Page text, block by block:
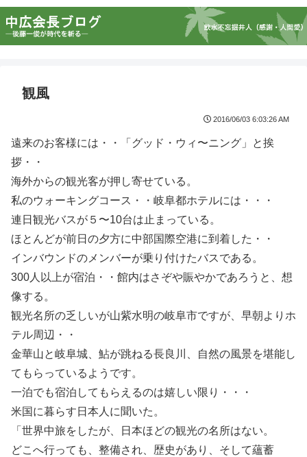
観風
2016/06/03 6:03:26 AM
遠来のお客様には・・「グッド・ウィ〜ニング」と挨
拶・・
海外からの観光客が押し寄せている。
私のウォーキングコース・・岐阜都ホテルには・・・
連日観光バスが５〜10台は止まっている。
ほとんどが前日の夕方に中部国際空港に到着した・・
インバウンドのメンバーが乗り付けたバスである。
300人以上が宿泊・・館内はさぞや賑やかであろうと、想
像する。
観光名所の乏しいが山紫水明の岐阜市ですが、早朝よりホ
テル周辺・・
金華山と岐阜城、鮎が跳ねる長良川、自然の風景を堪能し
てもらっているようです。
一泊でも宿泊してもらえるのは嬉しい限り・・・
米国に暮らす日本人に聞いた。
「世界中旅をしたが、日本ほどの観光の名所はない。
どこへ行っても、整備され、歴史があり、そして蘊蓄